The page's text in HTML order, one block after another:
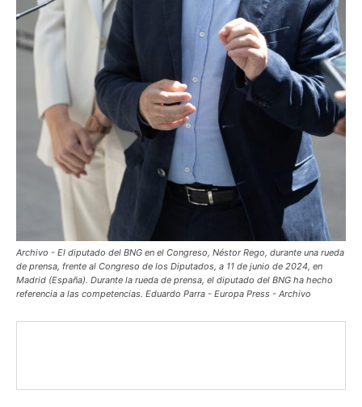
Archivo - El diputado del BNG en el Congreso, Néstor Rego, durante una rueda
de prensa, frente al Congreso de los Diputados, a 11 de junio de 2024, en
Madrid (España). Durante la rueda de prensa, el diputado del BNG ha hecho
referencia a las competencias. Eduardo Parra - Europa Press - Archivo